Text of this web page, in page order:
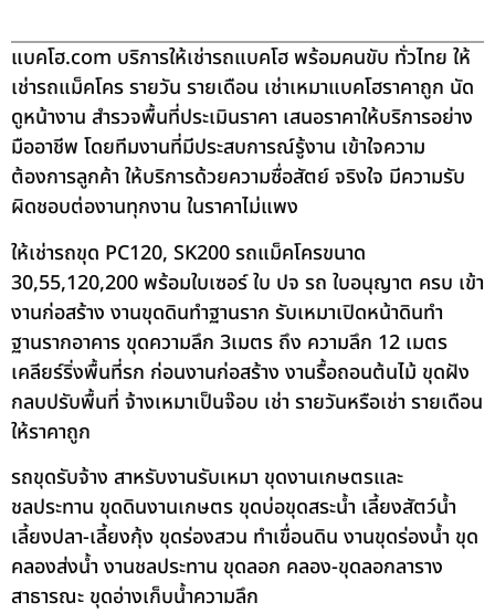
แบคโฮ.com บริการให้เช่ารถแบคโฮ พร้อมคนขับ ทั่วไทย ให้
เช่ารถแม็คโคร รายวัน รายเดือน เช่าเหมาแบคโฮราคาถูก นัด
ดูหน้างาน สำรวจพื้นที่ประเมินราคา เสนอราคาให้บริการอย่าง
มืออาชีพ โดยทีมงานที่มีประสบการณ์รู้งาน เข้าใจความ
ต้องการลูกค้า ให้บริการด้วยความซื่อสัตย์ จริงใจ มีความรับ
ผิดชอบต่องานทุกงาน ในราคาไม่แพง
ให้เช่ารถขุด PC120, SK200 รถแม็คโครขนาด
30,55,120,200 พร้อมใบเซอร์ ใบ ปจ รถ ใบอนุญาต ครบ เข้า
งานก่อสร้าง งานขุดดินทำฐานราก รับเหมาเปิดหน้าดินทำ
ฐานรากอาคาร ขุดความลึก 3เมตร ถึง ความลึก 12 เมตร
เคลียร์ริ่งพื้นที่รก ก่อนงานก่อสร้าง งานรื้อถอนต้นไม้ ขุดฝัง
กลบปรับพื้นที่ จ้างเหมาเป็นจ๊อบ เช่า รายวันหรือเช่า รายเดือน
ให้ราคาถูก
รถขุดรับจ้าง สาหรับงานรับเหมา ขุดงานเกษตรและ
ชลประทาน ขุดดินงานเกษตร ขุดบ่อขุดสระน้ำ เลี้ยงสัตว์น้ำ
เลี้ยงปลา-เลี้ยงกุ้ง ขุดร่องสวน ทำเขื่อนดิน งานขุดร่องน้ำ ขุด
คลองส่งน้ำ งานชลประทาน ขุดลอก คลอง-ขุดลอกลาราง
สาธารณะ ขุดอ่างเก็บน้ำความลึก